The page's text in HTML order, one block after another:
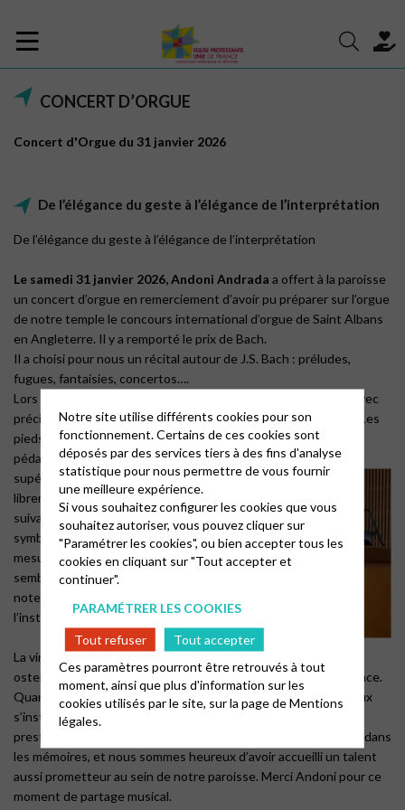
CONCERT D’ORGUE
Concert d'Orgue du 31 janvier 2026
De l’élégance du geste à l’élégance de l’interprétation
De l’élégance du geste à l’élégance de l’interprétation
Le samedi 31 janvier 2026, Andoni Andrada a offert à la paroisse
un concert d’orgue en remerciement d’avoir pu préparer sur l’orgue
de notre temple le concours international d’orgue de Saint Albans
en Angleterre. Il y a remporté le prix de Bach.
Il a choisi pour nous un récital autour de J.S. Bach : préludes,
fugues, fantaisies, concertos….
Lors de l’interprétation, ses doigts couraient sur les claviers avec
précision et légèreté. Sous ses mains, l’orgue semblait vivant. Les
pieds, eux aussi, contribuaient pleinement : ils dansaient sur le
pédalier, tissant une assise profonde sur laquelle les voix
supérieures pouvaient s’élever
librement. Le corps tout entier
suivait la musique, en parfaite
symbiose ; la tête marquait la
mesure et chaque mouve- ment
semblait prolonger le souffle des
notes, faisant corps avec
l’instrument.
La virtuosité n’était jamais
ostentatoire : elle servait la musique avec maîtrise et intelligence.
Quand la dernière note se tut, un silence dense et respectueux
s’installa, avant que les applaudissements ne saluent cette
prestation magnifique. Ce moment musical restera longtemps dans
les mémoires, et nous sommes heureux d’avoir accueilli un talent
aussi prometteur au sein de notre paroisse. Merci Andoni pour ce
moment de partage musical.
Notre site utilise différents cookies pour son
fonctionnement. Certains de ces cookies sont
déposés par des services tiers à des fins d'analyse
statistique pour nous permettre de vous fournir
une meilleure expérience.
Si vous souhaitez configurer les cookies que vous
souhaitez autoriser, vous pouvez cliquer sur
"Paramétrer les cookies", ou bien accepter tous les
cookies en cliquant sur "Tout accepter et
continuer".
PARAMÉTRER LES COOKIES
Tout refuser
Tout accepter
Ces paramètres pourront être retrouvés à tout
moment, ainsi que plus d'information sur les
cookies utilisés par le site, sur la page deMentions
légales.